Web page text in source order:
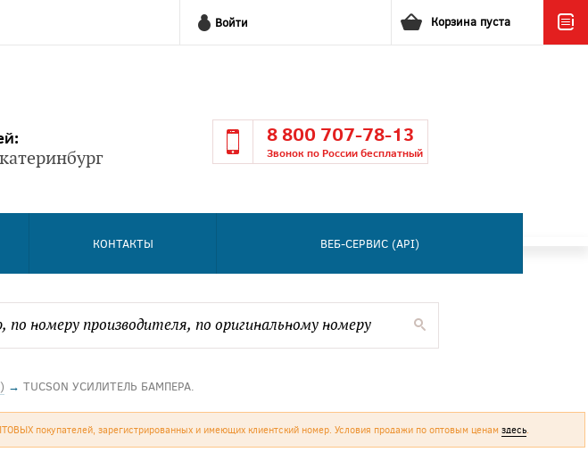
Войти Корзина пуста
8 800 707-78-13
Звонок по России бесплатный
КОНТАКТЫ ВЕБ-СЕРВИС (API)
→ TUCSON УСИЛИТЕЛЬ БАМПЕРА.
покупателей, зарегистрированных и имеющих клиентский номер. Условия продажи по оптовым ценам здесь.